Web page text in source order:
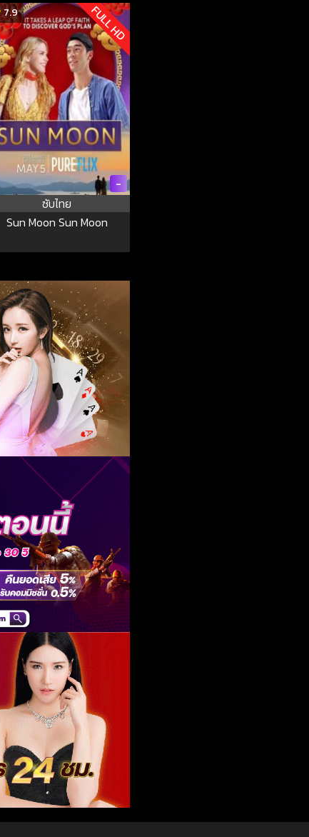
7.9 FULL HD
-
ซับไทย
Sun Moon Sun Moon